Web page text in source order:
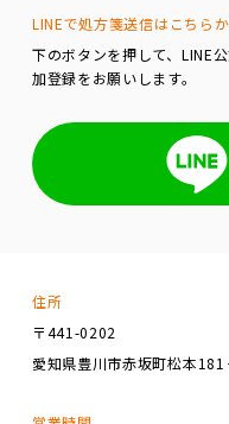
LINEで処方箋送信はこちら
下のボタンを押して、LINE
加登録をお願いします。
住所
〒441-0202
愛知県豊川市赤坂町松本181